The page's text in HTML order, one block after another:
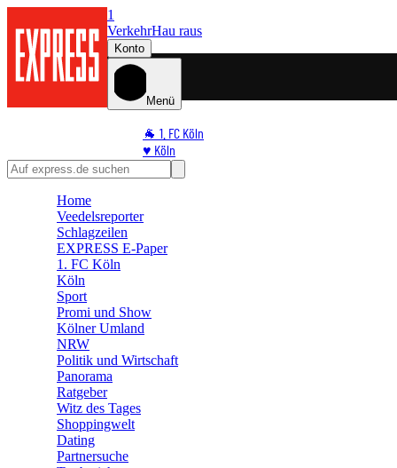
1
VerkehrHau raus
Konto
Menü
🐐 1. FC Köln
♥️ Köln
⭐ Promi
🛒 Shoppingwelt
Home
Veedelsreporter
Schlagzeilen
EXPRESS E-Paper
1. FC Köln
Köln
Sport
Promi und Show
Kölner Umland
NRW
Politik und Wirtschaft
Panorama
Ratgeber
Witz des Tages
Shoppingwelt
Dating
Partnersuche